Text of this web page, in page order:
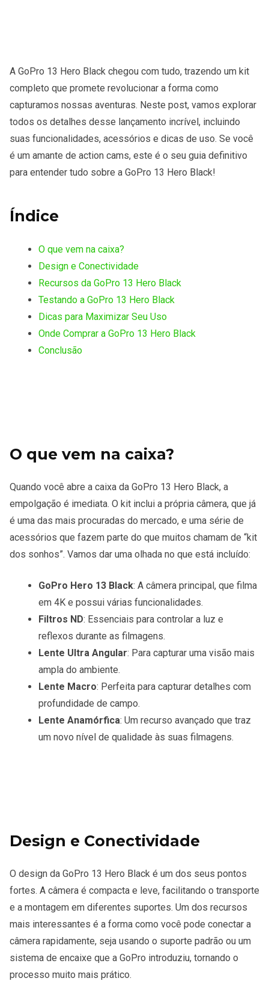
A GoPro 13 Hero Black chegou com tudo, trazendo um kit
completo que promete revolucionar a forma como
capturamos nossas aventuras. Neste post, vamos explorar
todos os detalhes desse lançamento incrível, incluindo
suas funcionalidades, acessórios e dicas de uso. Se você
é um amante de action cams, este é o seu guia definitivo
para entender tudo sobre a GoPro 13 Hero Black!
Índice
O que vem na caixa?
Design e Conectividade
Recursos da GoPro 13 Hero Black
Testando a GoPro 13 Hero Black
Dicas para Maximizar Seu Uso
Onde Comprar a GoPro 13 Hero Black
Conclusão
O que vem na caixa?
Quando você abre a caixa da GoPro 13 Hero Black, a
empolgação é imediata. O kit inclui a própria câmera, que já
é uma das mais procuradas do mercado, e uma série de
acessórios que fazem parte do que muitos chamam de “kit
dos sonhos”. Vamos dar uma olhada no que está incluído:
GoPro Hero 13 Black: A câmera principal, que filma
em 4K e possui várias funcionalidades.
Filtros ND: Essenciais para controlar a luz e
reflexos durante as filmagens.
Lente Ultra Angular: Para capturar uma visão mais
ampla do ambiente.
Lente Macro: Perfeita para capturar detalhes com
profundidade de campo.
Lente Anamórfica: Um recurso avançado que traz
um novo nível de qualidade às suas filmagens.
Design e Conectividade
O design da GoPro 13 Hero Black é um dos seus pontos
fortes. A câmera é compacta e leve, facilitando o transporte
e a montagem em diferentes suportes. Um dos recursos
mais interessantes é a forma como você pode conectar a
câmera rapidamente, seja usando o suporte padrão ou um
sistema de encaixe que a GoPro introduziu, tornando o
processo muito mais prático.